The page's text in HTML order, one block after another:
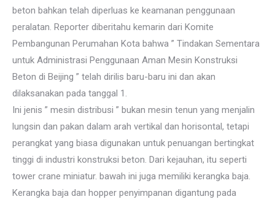
beton bahkan telah diperluas ke keamanan penggunaan
peralatan. Reporter diberitahu kemarin dari Komite
Pembangunan Perumahan Kota bahwa ” Tindakan Sementara
untuk Administrasi Penggunaan Aman Mesin Konstruksi
Beton di Beijing ” telah dirilis baru-baru ini dan akan
dilaksanakan pada tanggal 1.
Ini jenis ” mesin distribusi ” bukan mesin tenun yang menjalin
lungsin dan pakan dalam arah vertikal dan horisontal, tetapi
perangkat yang biasa digunakan untuk penuangan bertingkat
tinggi di industri konstruksi beton. Dari kejauhan, itu seperti
tower crane miniatur. bawah ini juga memiliki kerangka baja.
Kerangka baja dan hopper penyimpanan digantung pada